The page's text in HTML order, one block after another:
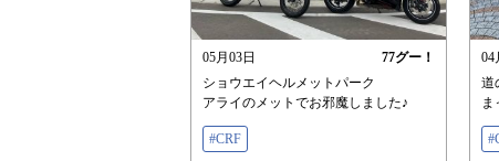
05月03日 77グー！
ショウエイヘルメットパーク
アライのメットでお邪魔しました♪
#CRF
04
道
ま